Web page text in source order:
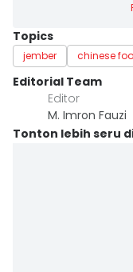
Topics
jember chinese
Editorial Team
Editor
M. Imron Fauzi
Tonton lebih seru